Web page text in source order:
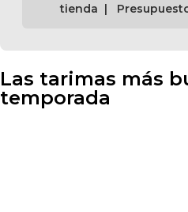
tienda |
Las tarimas más
temporada